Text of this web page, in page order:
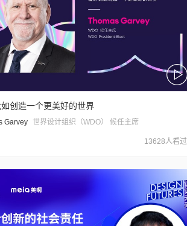
创造一个更美好的世界
Garvey 世界设计组织（WDO） 候任主席
13628人看过